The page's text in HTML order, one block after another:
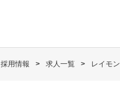
採用情報 求人一覧 レイモ